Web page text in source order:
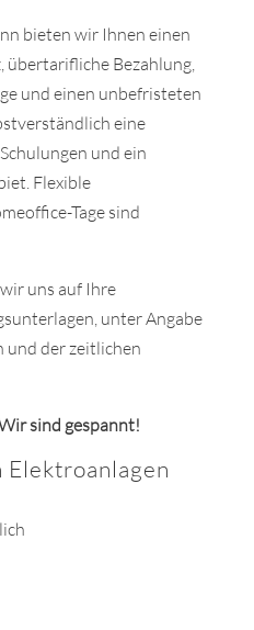
bieten wir Ihnen einen
übertarifliche Bezahlung,
und einen unbefristeten
eine
und ein
Flexible
Tage sind
uns auf Ihre
unter Angabe
und der zeitlichen
sind gespannt!
Elektroanlagen